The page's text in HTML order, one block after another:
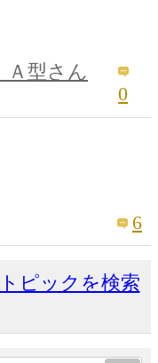
Ａ型さん
0
6
ピックを検索